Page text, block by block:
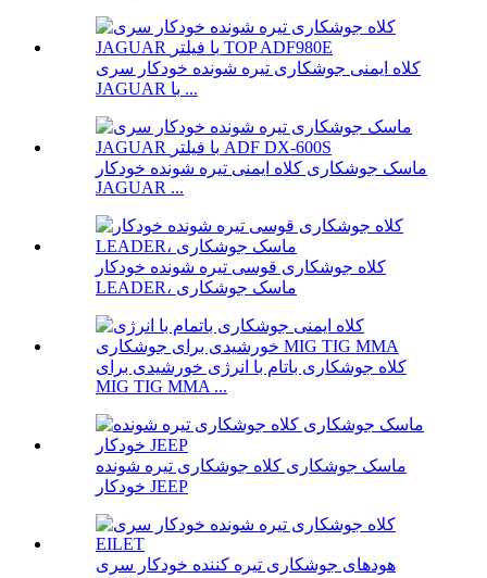
کلاه ایمنی جوشکاری تیره شونده خودکار سری
JAGUAR با ...
ماسک جوشکاری کلاه ایمنی تیره شونده خودکار
JAGUAR ...
کلاه جوشکاری قوسی تیره شونده خودکار
LEADER، ماسک جوشکاری
کلاه جوشکاری باتام با انرژی خورشیدی برای
MIG TIG MMA ...
ماسک جوشکاری کلاه جوشکاری تیره شونده
خودکار JEEP
هودهای جوشکاری تیره کننده خودکار سری